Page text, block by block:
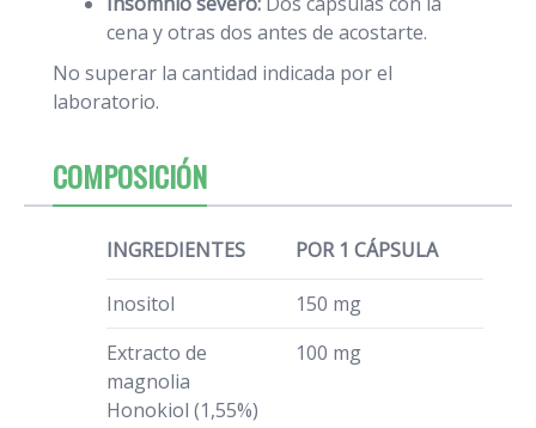
cena y otras dos antes de acostarte.
No superar la cantidad indicada por el
laboratorio.
COMPOSICIÓN
INGREDIENTES POR 1 CÁPSULA
Inositol
150 mg
Extracto de
magnolia
Honokiol (1,55%)
100 mg